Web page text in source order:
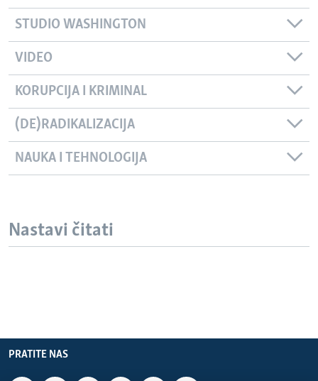
STUDIO WASHINGTON
VIDEO
KORUPCIJA I KRIMINAL
(DE)RADIKALIZACIJA
NAUKA I TEHNOLOGIJA
Nastavi čitati
PRATITE NAS